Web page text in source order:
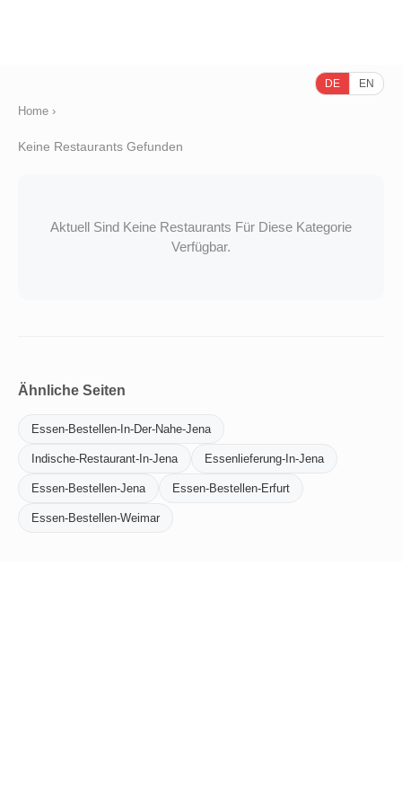
DE EN
Home ›
Keine Restaurants Gefunden
Aktuell Sind Keine Restaurants Für Diese Kategorie
Verfügbar.
Ähnliche Seiten
Essen-Bestellen-In-Der-Nahe-Jena
Indische-Restaurant-In-Jena Essenlieferung-In-Jena
Essen-Bestellen-Jena Essen-Bestellen-Erfurt
Essen-Bestellen-Weimar